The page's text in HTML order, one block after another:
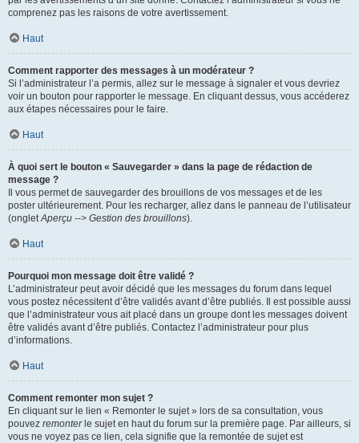
comprenez pas les raisons de votre avertissement.
Haut
Comment rapporter des messages à un modérateur ?
Si l’administrateur l’a permis, allez sur le message à signaler et vous devriez
voir un bouton pour rapporter le message. En cliquant dessus, vous accéderez
aux étapes nécessaires pour le faire.
Haut
À quoi sert le bouton « Sauvegarder » dans la page de rédaction de
message ?
Il vous permet de sauvegarder des brouillons de vos messages et de les
poster ultérieurement. Pour les recharger, allez dans le panneau de l’utilisateur
(ongletAperçu --> Gestion des brouillons).
Haut
Pourquoi mon message doit être validé ?
L’administrateur peut avoir décidé que les messages du forum dans lequel
vous postez nécessitent d’être validés avant d’être publiés. Il est possible aussi
que l’administrateur vous ait placé dans un groupe dont les messages doivent
être validés avant d’être publiés. Contactez l’administrateur pour plus
d’informations.
Haut
Comment remonter mon sujet ?
En cliquant sur le lien « Remonter le sujet » lors de sa consultation, vous
pouvez remonterle sujet en haut du forum sur la première page. Par ailleurs, si
vous ne voyez pas ce lien, cela signifie que la remontée de sujet est